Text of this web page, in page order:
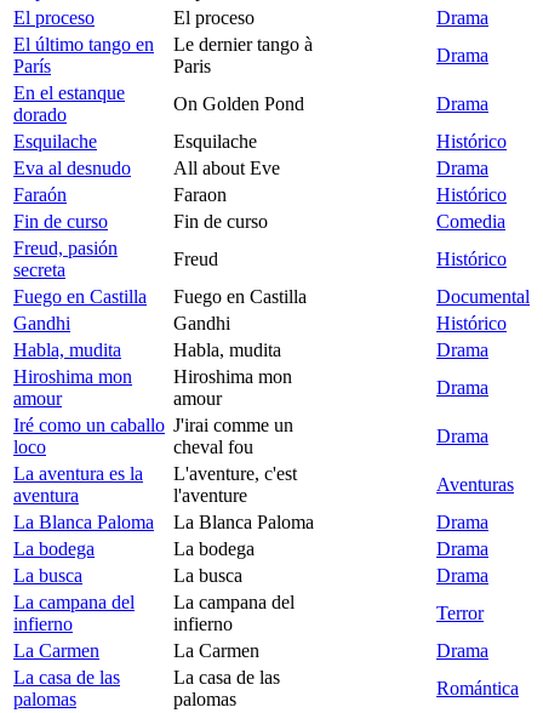
El proceso
El proceso
Drama
El último tango en
París
Le dernier tango à
Paris
Drama
En el estanque
dorado
On Golden Pond
Drama
Esquilache
Esquilache
Histórico
Eva al desnudo
All about Eve
Drama
Faraón
Faraon
Histórico
Fin de curso
Fin de curso
Comedia
Freud, pasión
secreta
Freud
Histórico
Fuego en Castilla
Fuego en Castilla
Documental
Gandhi
Gandhi
Histórico
Habla, mudita
Habla, mudita
Drama
Hiroshima mon
amour
Hiroshima mon
amour
Drama
Iré como un caballo
loco
J'irai comme un
cheval fou
Drama
La aventura es la
aventura
L'aventure, c'est
l'aventure
Aventuras
La Blanca Paloma
La Blanca Paloma
Drama
La bodega
La bodega
Drama
La busca
La busca
Drama
La campana del
infierno
La campana del
infierno
Terror
La Carmen
La Carmen
Drama
La casa de las
palomas
La casa de las
palomas
Romántica